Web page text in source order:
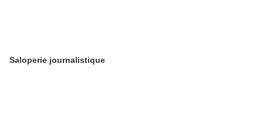
Saloperie journalistique